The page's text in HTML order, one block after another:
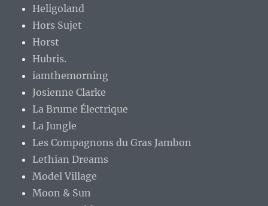
Heligoland
Hors Sujet
Horst
Hubris.
iamthemorning
Josienne Clarke
La Brume Électrique
La Jungle
Les Compagnons du Gras Jambon
Lethian Dreams
Model Village
Moon & Sun